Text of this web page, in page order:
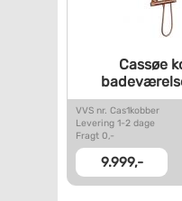
Cassøe
VVS nr. Cas1kobber
Levering 1-2 dage
Fragt 0,-
9.999,-